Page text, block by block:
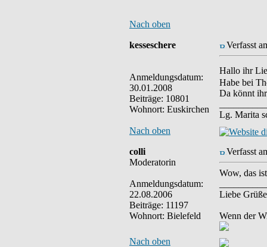
Nach oben
kesseschere
Anmeldungsdatum:
30.01.2008
Beiträge: 10801
Wohnort: Euskirchen
Verfasst
Hallo ihr
Habe bei
Da könnt
Lg. Marita
Nach oben
colli
Moderatorin
Anmeldungsdatum:
22.08.2006
Beiträge: 11197
Wohnort: Bielefeld
Verfasst
Wow, das
Liebe
Wenn der
Nach oben